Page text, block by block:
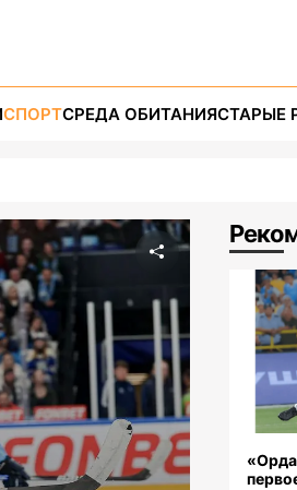
СПОРТСРЕДА ОБИТАНИЯСТАРЫЕ